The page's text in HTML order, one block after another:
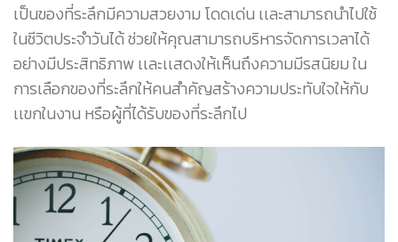
เป็นของที่ระลึกมีความสวยงาม โดดเด่น เเละสามารถนำไปใช้
ในชีวิตประจำวันได้ ช่วยให้คุณสามารถบริหารจัดการเวลาได้
อย่างมีประสิทธิภาพ เเละเเสดงให้เห็นถึงความมีรสนิยม ใน
การเลือกของที่ระลึกให้คนสำคัญสร้างความประทับใจให้กับ
เเขกในงาน หรือผู้ที่ได้รับของที่ระลึกไป